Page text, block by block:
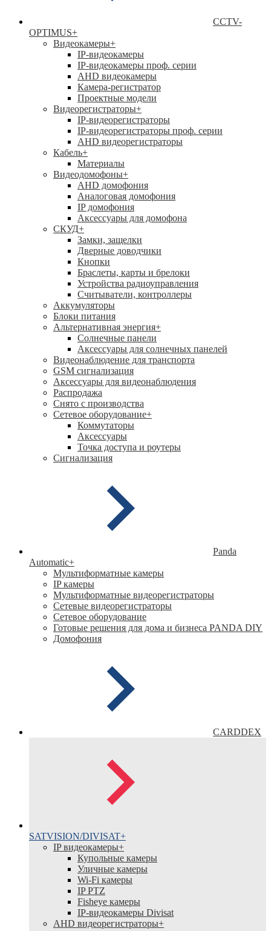
CCTV-
OPTIMUS+
Видеокамеры+
IP-видеокамеры
IP-видеокамеры проф. серии
AHD видеокамеры
Камера-регистратор
Проектные модели
Видеорегистраторы+
IP-видеорегистраторы
IP-видеорегистраторы проф. серии
AHD видеорегистраторы
Кабель+
Материалы
Видеодомофоны+
AHD домофония
Аналоговая домофония
IP домофония
Аксессуары для домофона
СКУД+
Замки, защелки
Дверные доводчики
Кнопки
Браслеты, карты и брелоки
Устройства радиоуправления
Считыватели, контроллеры
Аккумуляторы
Блоки питания
Альтернативная энергия+
Солнечные панели
Аксессуары для солнечных панелей
Видеонаблюдение для транспорта
GSM сигнализация
Аксессуары для видеонаблюдения
Распродажа
Снято с производства
Сетевое оборудование+
Коммутаторы
Аксессуары
Точка доступа и роутеры
Сигнализация
Panda
Automatic+
Мультиформатные камеры
IP камеры
Мультиформатные видеорегистраторы
Сетевые видеорегистраторы
Сетевое оборудование
Готовые решения для дома и бизнеса PANDA DIY
Домофония
CARDDEX
SATVISION/DIVISAT+
IP видеокамеры+
Купольные камеры
Уличные камеры
Wi-Fi камеры
IP PTZ
Fisheye камеры
IP-видеокамеры Divisat
АНD видеорегистраторы+